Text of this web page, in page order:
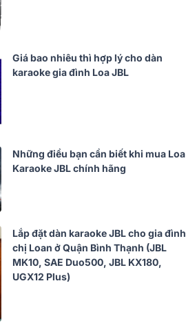
Giá bao nhiêu thì hợp lý cho dàn
karaoke gia đình Loa JBL
Những điều bạn cần biết khi mua Loa
Karaoke JBL chính hãng
Lắp đặt dàn karaoke JBL cho gia đình
chị Loan ở Quận Bình Thạnh (JBL
MK10, SAE Duo500, JBL KX180,
UGX12 Plus)